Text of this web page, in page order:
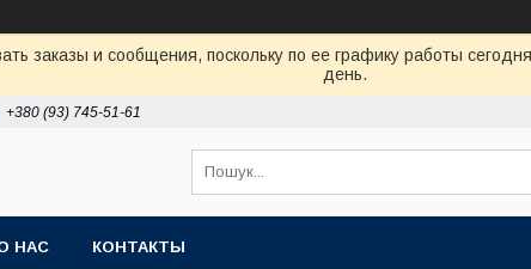
заказы и сообщения, поскольку по ее графику работы
день.
+380 (93) 745-51-61
НАС КОНТАКТЫ